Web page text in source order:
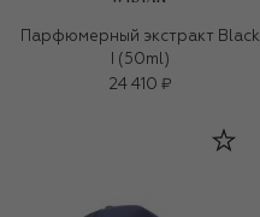
Парфюмерный экстракт Black
I (50ml)
24 410 ₽